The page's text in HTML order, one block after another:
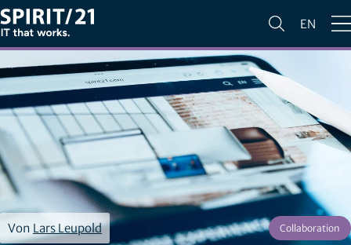
EN
Von Lars Leupold Collaboration